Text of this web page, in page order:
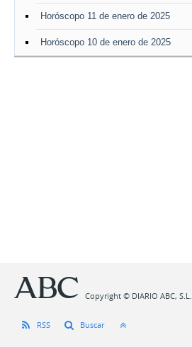
Horóscopo 11 de enero de 2025
Horóscopo 10 de enero de 2025
Copyright © DIARIO ABC, S.L.
RSS Buscar